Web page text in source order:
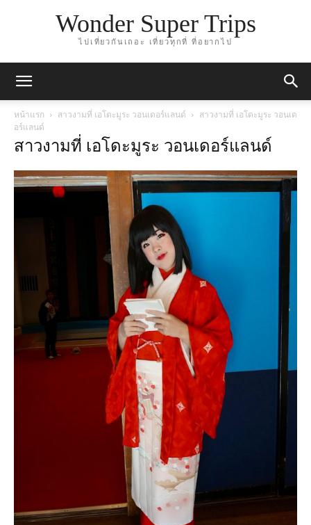
Wonder Super Trips
ไปเที่ยวกันเถอะ เที่ยวทุกที่ ที่อยากไป
หน้าแรก สาวงามที่ เอโดะมูระ วอนเดอร์แลนด์
สาวงามที่ เอโดะมูระ วอนเด
อร์แลนด์
สาวงามที่ เอโดะมูระ วอนเดอร์แลนด์